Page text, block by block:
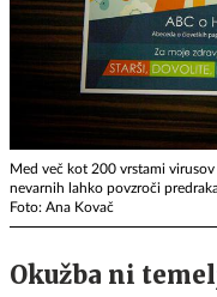
Med več kot 200 vrstami
nevarnih lahko povzroči
Foto: Ana Kovač
Okužba ni